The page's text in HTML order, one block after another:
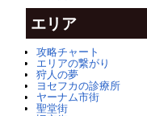
エリア
攻略チャート
エリアの繋がり
狩人の夢
ヨセフカの診療所
ヤーナム市街
聖堂街